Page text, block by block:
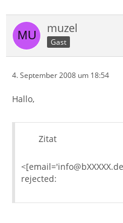
muzel
Gast
4. September 2008 um 18:54
Hallo,
Zitat
rejected: